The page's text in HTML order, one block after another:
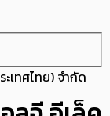
เทศไทย) จำกัด